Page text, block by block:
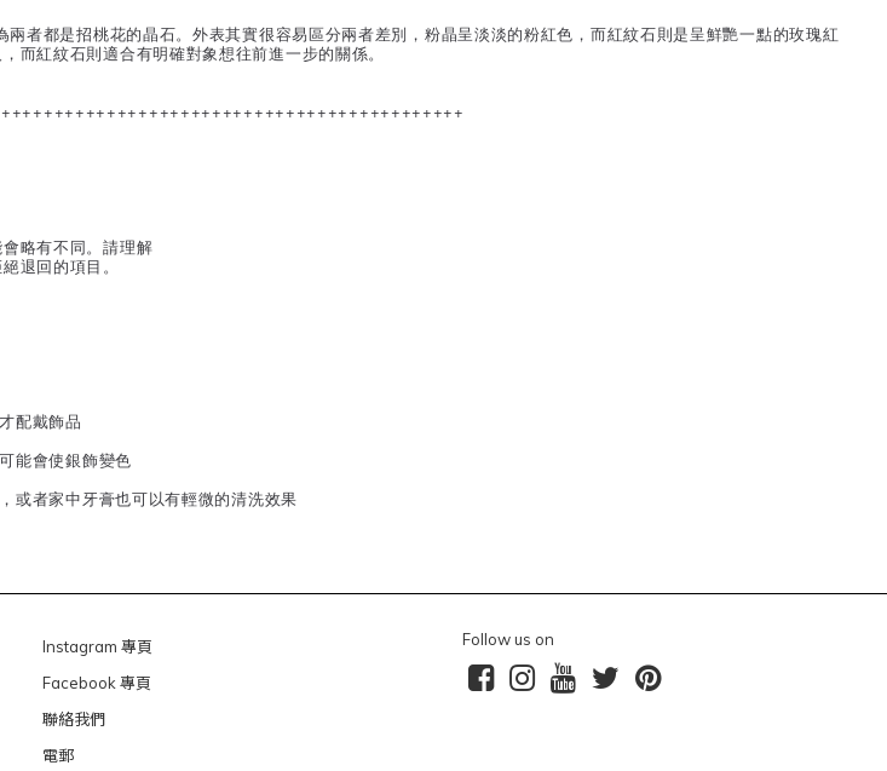
者都是招桃花的晶石。外表其實很容易區分兩者差別，粉晶呈淡淡的粉紅色，而紅紋石則是呈鮮艷一點的玫瑰紅
而紅紋石則適合有明確對象想往前進一步的關係。
略有不同。請理解
退回的項目。
配戴飾品
能會使銀飾變色
或者家中牙膏也可以有輕微的清洗效果
Instagram 專頁
Facebook 專頁
聯絡我們
電郵
Follow us on